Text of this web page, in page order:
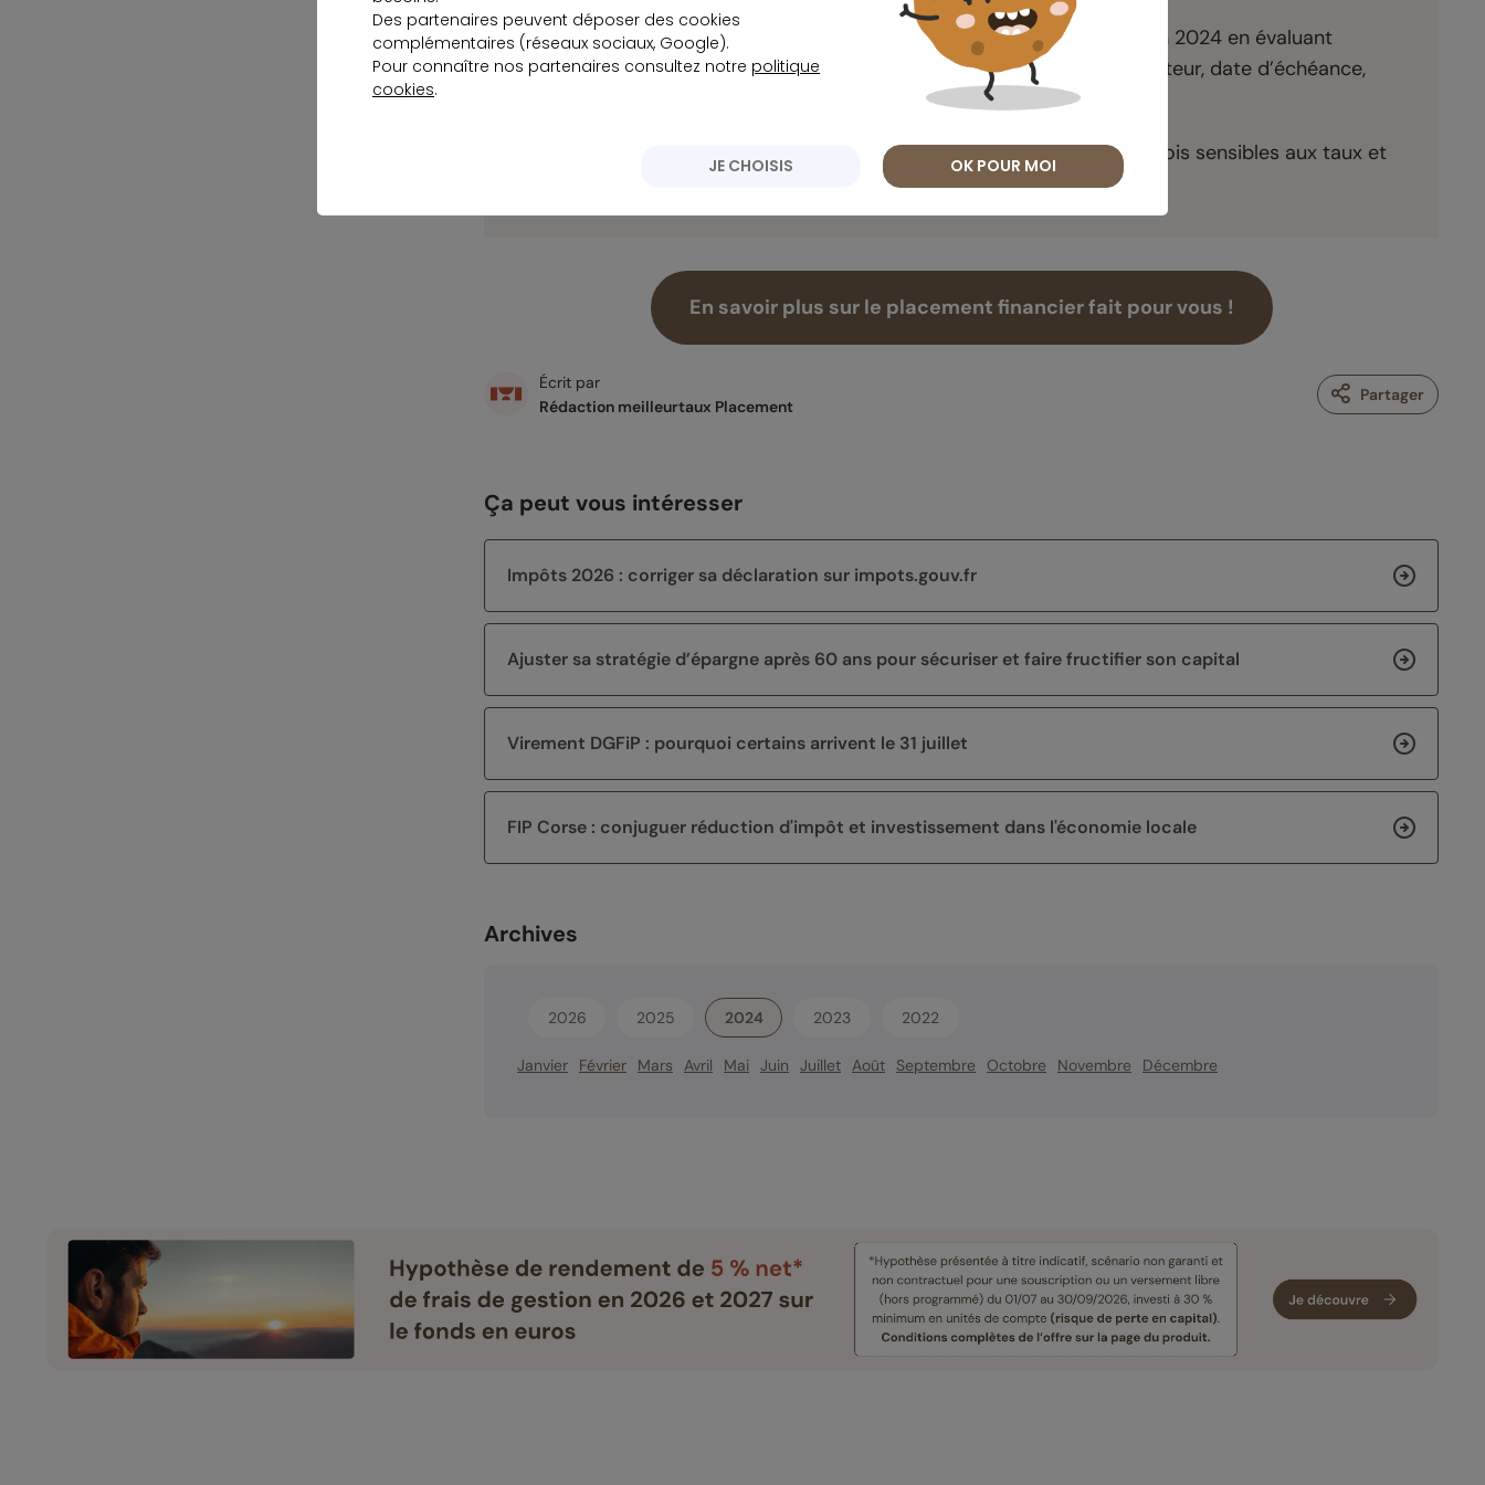
Il est possible d’optimiser les rendements du placement obligataire en 2024 en évaluant
soigneusement les risques associés aux obligations : qualité de l’émetteur, date d’échéance,
devraient également privilégier les fonds datés à la fois sensibles aux taux et
moins risqués par rapport aux autres fonds obligataires.
En savoir plus sur le placement financier fait pour vous !
Écrit par
Rédaction meilleurtaux Placement
Partager
Ça peut vous intéresser
Impôts 2026 : corriger sa déclaration sur impots.gouv.fr
Ajuster sa stratégie d’épargne après 60 ans pour sécuriser et faire fructifier son capital
Virement DGFiP : pourquoi certains arrivent le 31 juillet
FIP Corse : conjuguer réduction d'impôt et investissement dans l'économie locale
Archives
2026 2025 2024 2023 2022
Janvier Février Mars Avril Mai Juin Juillet Août Septembre Octobre Novembre Décembre
Des partenaires peuvent déposer des cookies
complémentaires (réseaux sociaux, Google).
Pour connaître nos partenaires consultez notre politique
cookies.
JE CHOISIS OK POUR MOI